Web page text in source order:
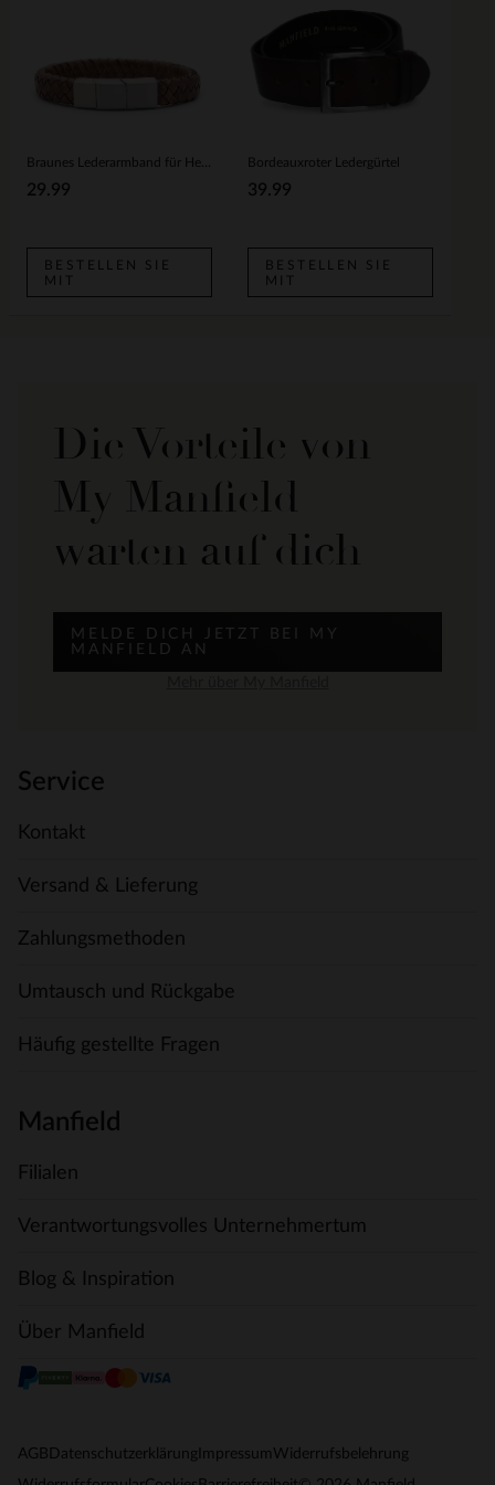
29.99
BESTELLEN SIE
MIT
Bordeauxroter Ledergürtel
39.99
BESTELLEN SIE
MIT
Die Vorteile von
My Manfield
warten auf dich
MELDE DICH JETZT BEI MY
MANFIELD AN
Service
Kontakt
Versand & Lieferung
Zahlungsmethoden
Umtausch und Rückgabe
Häufig gestellte Fragen
Manfield
Filialen
Verantwortungsvolles Unternehmertum
Blog & Inspiration
Über Manfield
AGB Datenschutzerklärung Impressum Widerrufsbelehrung